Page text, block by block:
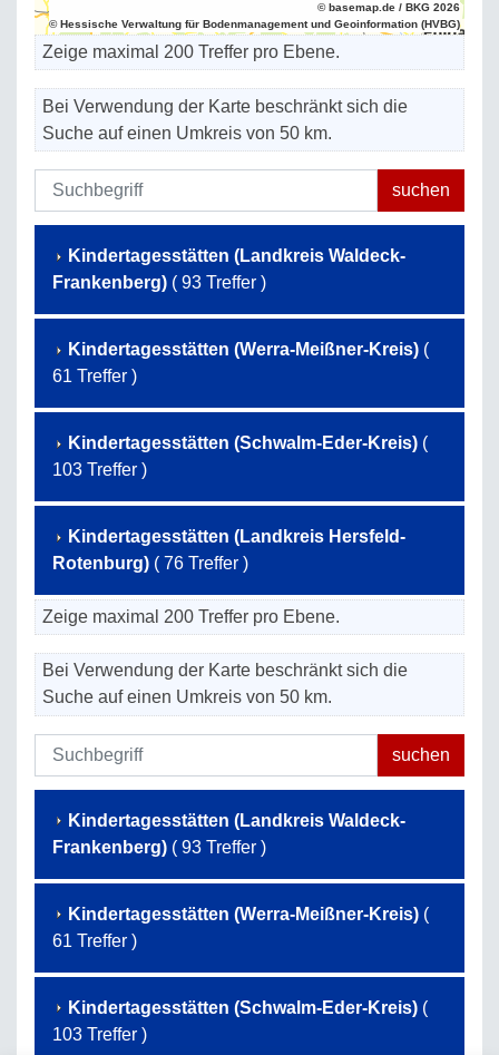
© basemap.de / BKG 2026
© Hessische Verwaltung für Bodenmanagement und Geoinformation (HVBG)
Zeige maximal 200 Treffer pro Ebene.
Bei Verwendung der Karte beschränkt sich die
Suche auf einen Umkreis von 50 km.
Kindertagesstätten (Landkreis Waldeck-
Frankenberg) ( 93 Treffer )
Kindertagesstätten (Werra-Meißner-Kreis) (
61 Treffer )
Kindertagesstätten (Schwalm-Eder-Kreis) (
103 Treffer )
Kindertagesstätten (Landkreis Hersfeld-
Rotenburg) ( 76 Treffer )
Zeige maximal 200 Treffer pro Ebene.
Bei Verwendung der Karte beschränkt sich die
Suche auf einen Umkreis von 50 km.
Kindertagesstätten (Landkreis Waldeck-
Frankenberg) ( 93 Treffer )
Kindertagesstätten (Werra-Meißner-Kreis) (
61 Treffer )
Kindertagesstätten (Schwalm-Eder-Kreis) (
103 Treffer )